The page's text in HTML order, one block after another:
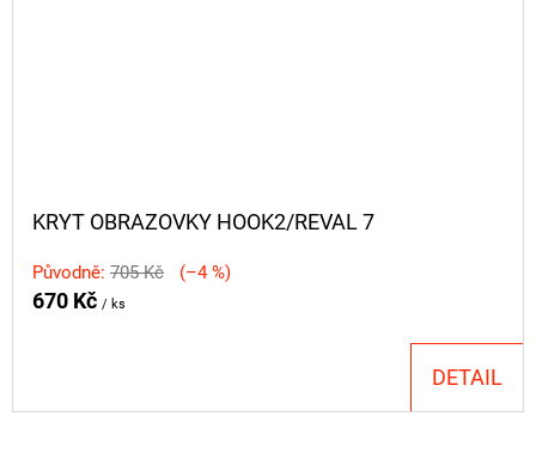
KRYT OBRAZOVKY HOOK2/REVAL 7
Původně: 705 Kč (–4 %)
670 Kč / ks
DETAIL